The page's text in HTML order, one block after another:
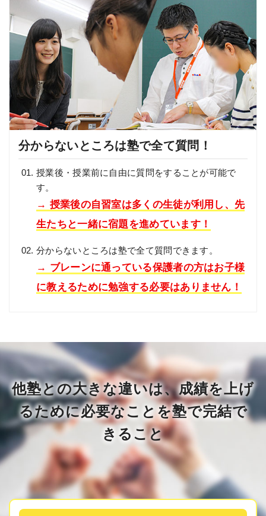
分からないところは塾で全て質問！
授業後・授業前に自由に質問をすることが可能で
す。
→ 授業後の自習室は多くの生徒が利用し、先
生たちと一緒に宿題を進めています！
分からないところは塾で全て質問できます。
→ ブレーンに通っている保護者の方はお子様
に教えるために勉強する必要はありません！
他塾との大きな違いは、成績を上げ
るために必要なことを塾で完結で
きること